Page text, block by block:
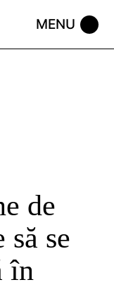
de
să se
în